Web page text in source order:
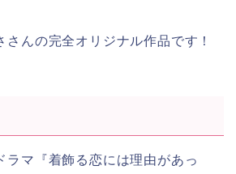
さんの完全オリジナル作品です！
ラマ『着飾る恋には理由があっ